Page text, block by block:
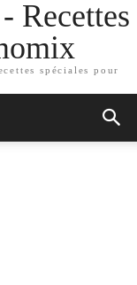
Recettes
spéciales pour